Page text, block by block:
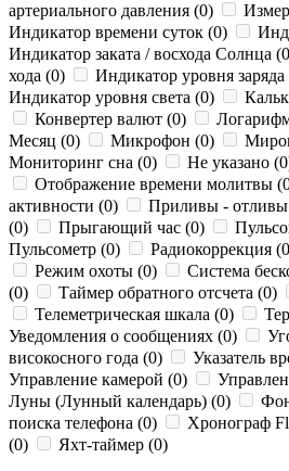
артериального давления (0)
Индикатор времени суток (0)
Индикатор заката / восхода Солнца
хода (0)
Индикатор уровня заряда
Индикатор уровня света (0)
Конвертер валют (0)
Месяц (0)
Микрофон (0)
Мониторинг сна (0)
Не указано
Отображение времени молитвы
активности (0)
Приливы -
(0)
Прыгающий час (0)
Пульсометр (0)
Радиокоррекция
Режим охоты (0)
Система
(0)
Таймер обратного отсчета (0)
Телеметрическая шкала (0)
Уведомления о сообщениях (0)
високосного года (0)
Указатель
Управление камерой (0)
Луны (Лунный календарь) (0)
поиска телефона (0)
Хронограф
(0)
Яхт-таймер (0)